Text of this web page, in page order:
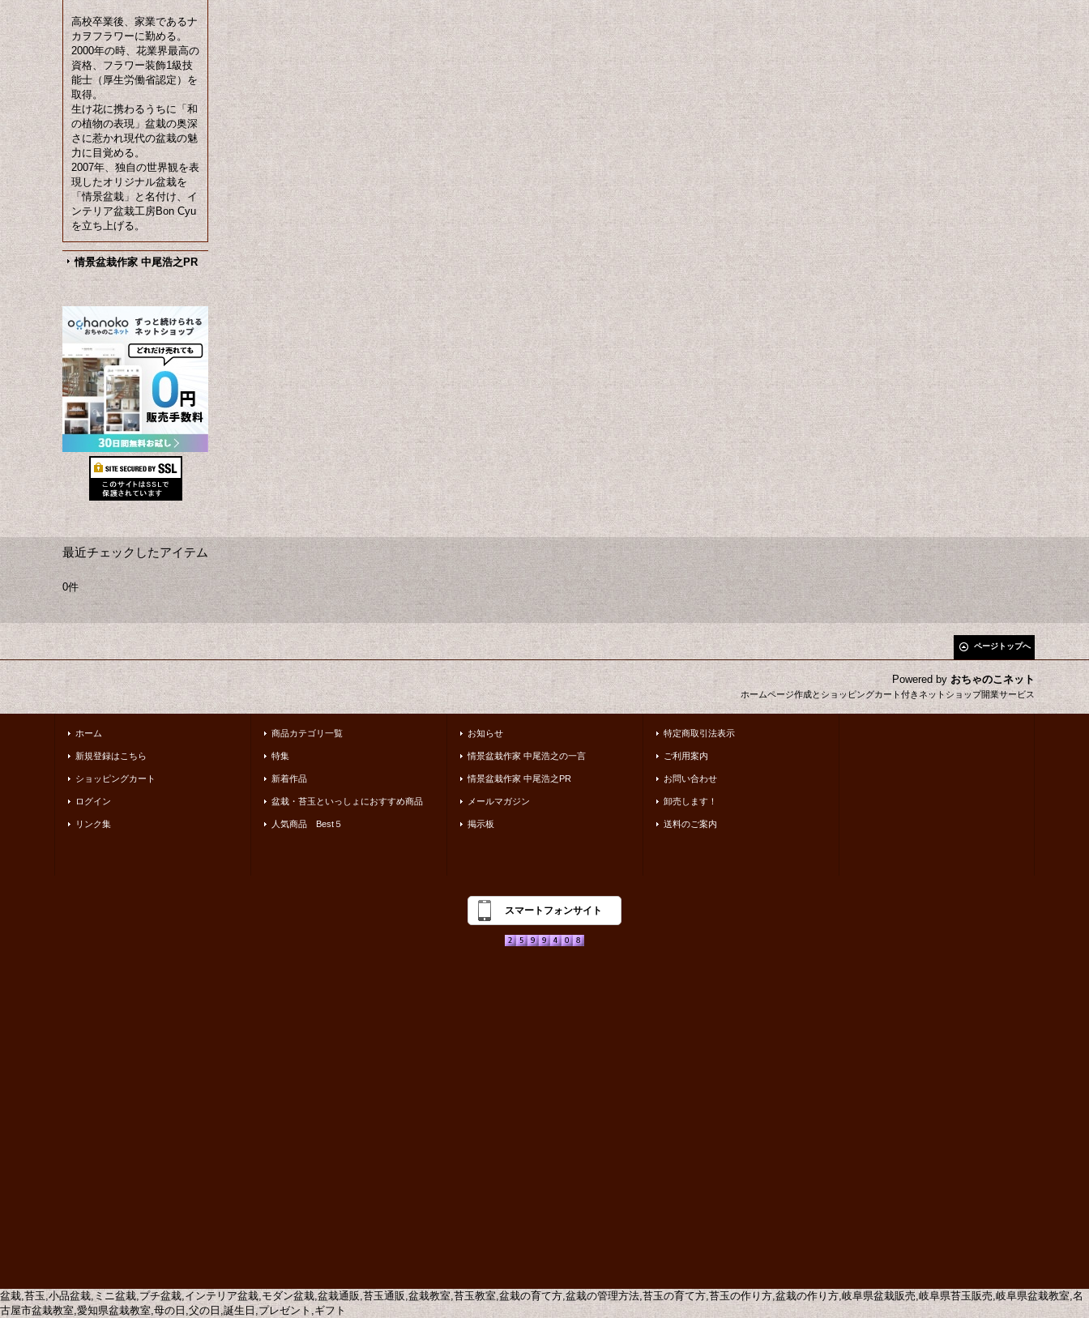
高校卒業後、家業であるナ
カヲフラワーに勤める。
2000年の時、花業界最高の
資格、フラワー装飾1級技
能士（厚生労働省認定）を
取得。
生け花に携わるうちに「和
の植物の表現」盆栽の奥深
さに惹かれ現代の盆栽の魅
力に目覚める。
2007年、独自の世界観を表
現したオリジナル盆栽を
「情景盆栽」と名付け、イ
ンテリア盆栽工房Bon Cyu
を立ち上げる。
情景盆栽作家 中尾浩之PR
最近チェックしたアイテム
0件
ページトップへ
Powered byおちゃのこネット
ホームページ作成とショッピングカート付きネットショップ開業サービス
ホーム
新規登録はこちら
ショッピングカート
ログイン
リンク集
商品カテゴリ一覧
特集
新着作品
盆栽・苔玉といっしょにおすすめ商品
人気商品 Best５
お知らせ
情景盆栽作家 中尾浩之の一言
情景盆栽作家 中尾浩之PR
メールマガジン
掲示板
特定商取引法表示
ご利用案内
お問い合わせ
卸売します！
送料のご案内
スマートフォンサイト
盆栽,苔玉,小品盆栽,ミニ盆栽,プチ盆栽,インテリア盆栽,モダン盆栽,盆栽通販,苔玉通販,盆栽教室,苔玉教室,盆栽の育て方,盆栽の管理方法,苔玉の育て方,苔玉の作り方,盆栽の作り方,岐阜県盆栽販売,岐阜県苔玉販売,岐阜県盆栽教室,名
古屋市盆栽教室,愛知県盆栽教室,母の日,父の日,誕生日,プレゼント,ギフト